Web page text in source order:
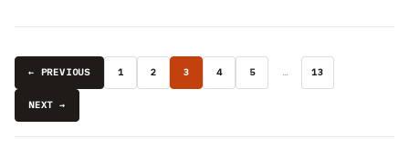
← PREVIOUS 1 2 3 4 5 … 13
NEXT →